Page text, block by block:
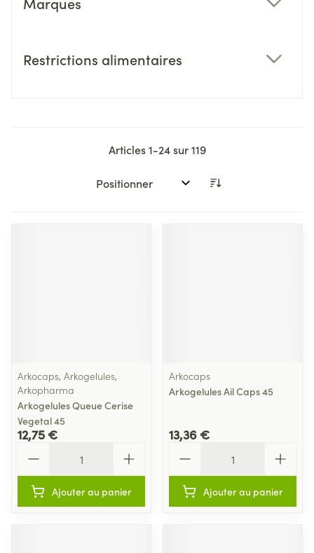
Restrictions alimentaires
Articles1-24sur119
Trier par:
Arkocaps, Arkogelules,
Arkopharma
Arkogelules Queue Cerise
Vegetal 45
12,75 €
Ajouter au panier
Arkocaps
Arkogelules Ail Caps 45
13,36 €
Ajouter au panier